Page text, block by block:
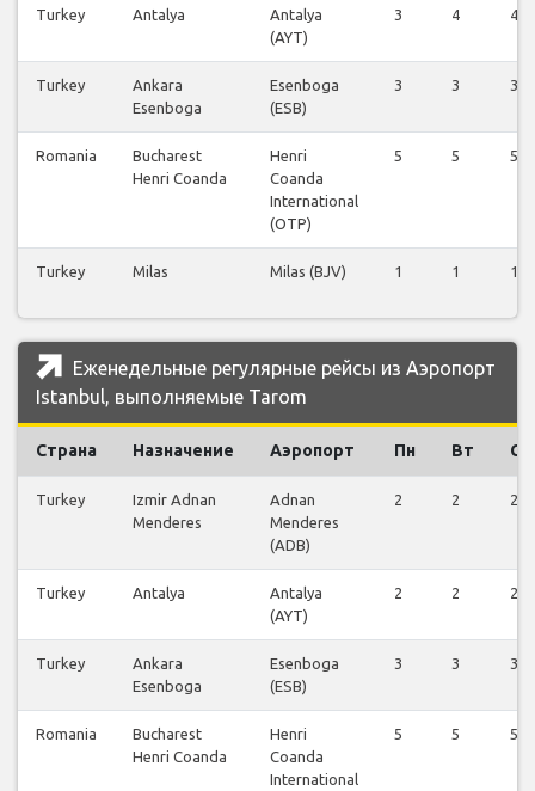
Turkey Antalya
Antalya
(AYT)
3 4 4
Turkey
Ankara
Esenboga
Esenboga
(ESB)
3 3 3
Romania
Bucharest
Henri Coanda
Henri
Coanda
International
(OTP)
5 5 5
Turkey Milas Milas (BJV) 1 1 1
Еженедельные регулярные рейсы из Аэропорт
Istanbul, выполняемые Tarom
Страна Назначение Аэропорт Пн Вт Ср
Turkey
Izmir Adnan
Menderes
Adnan
Menderes
(ADB)
2 2 2
Turkey Antalya
Antalya
(AYT)
2 2 2
Turkey
Ankara
Esenboga
Esenboga
(ESB)
3 3 3
Romania
Bucharest
Henri Coanda
Henri
Coanda
International
5 5 5